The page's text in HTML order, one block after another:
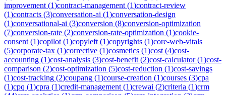
improvement (1)contract-management (1)contract-review
(1)contracts (3)conversation-ai (1)conversation-design
(1)conversational-ai (3)conversion (8)conversion-optimization
(7)conversion-rate (2)conversion-rate-optimization (1)cookie-
consent (1)copilot (1)copyleft (1)copyrights (1)core-web-vitals
(5)corporate-tax (1)corrective (1)cosmetics (1)cost (4)cost-
accounting (1)cost-analysis (3)cost-benefit (2)cost-calculator(1)cost-
comparison (2)cost-optimization (5)cost-reduction (1)cost-savings
(1)cost-tracking (2)coupang (1)course-creation (1)courses (3)cpa
(1)cpq (1)cpra (1)credit-management (1)crewai (2)criteria (1)crm